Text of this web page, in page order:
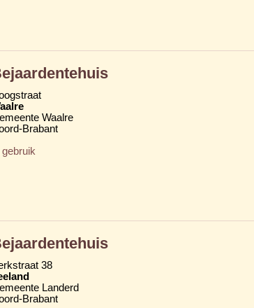
Waalre
Brabant
gebruik
38
Landerd
Brabant